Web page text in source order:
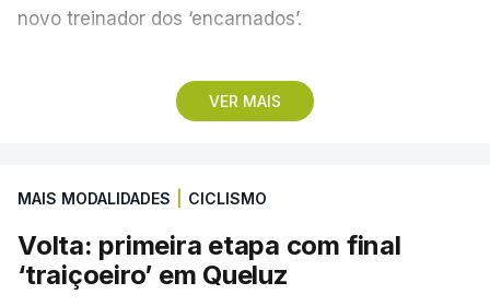
VER MAIS
novo treinador dos ‘encarnados’.
Pela frente, as ‘águias’ vão ter agora o vice-
campeão escocês, que tem o português Cláudio
de serem eliminados pelos austríacos do Sturm
Graz, com um agregado de 6-0.
Caso se qualifique, o Benfica vai encontrar outra
MAIS MODALIDADES CICLISMO
Volta: primeira etapa com final
‘traiçoeiro’ em Queluz